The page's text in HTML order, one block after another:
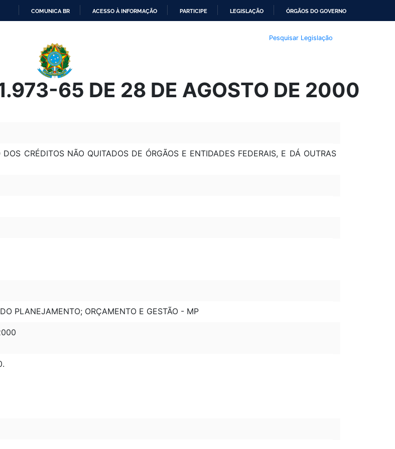
O
CONTEÚDO
COMUNICA BR ACESSO À INFORMAÇÃO PARTICIPE LEGISLAÇÃO ÓRGÃOS DO GOVERNO
Pesquisar Legislação
65 DE 28 DE AGOSTO DE 2000
CRÉDITOS NÃO QUITADOS DE ÓRGÃOS E ENTIDADES FEDERAIS, E DÁ OUTRAS
PLANEJAMENTO; ORÇAMENTO E GESTÃO - MP